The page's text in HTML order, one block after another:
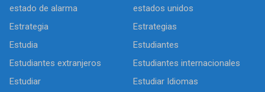
estado de alarma
estados unidos
Estrategia
Estrategias
Estudia
Estudiantes
Estudiantes extranjeros
Estudiantes internacionales
Estudiar
Estudiar Idiomas